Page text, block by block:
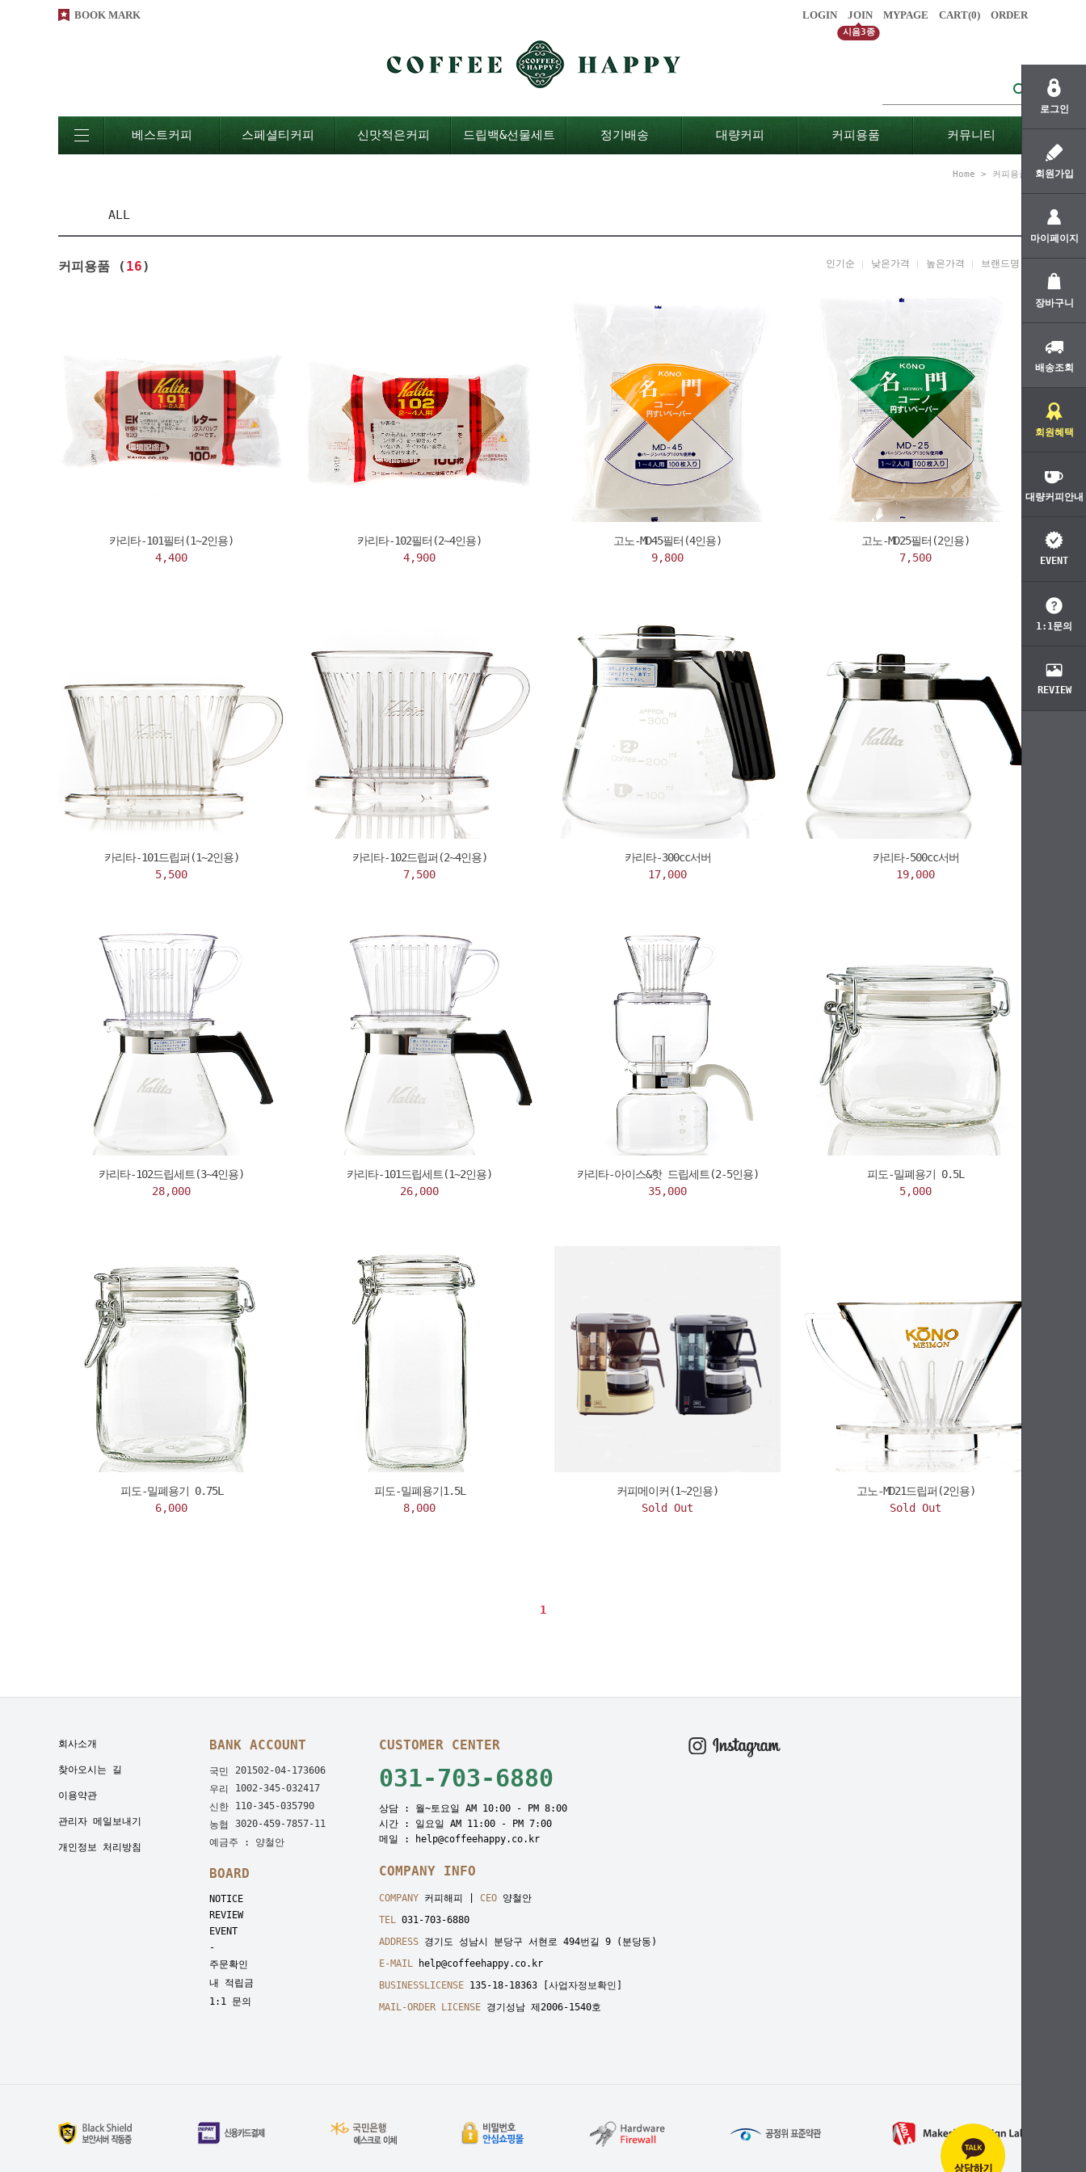
로그인
회원가입
마이페이지
장바구니
배송조회
회원혜택
대량커피안내
EVENT
1:1문의
REVIEW
BOOK MARK LOGIN JOIN
시음3종
MYPAGE CART(0) ORDER
베스트커피 스페셜티커피 신맛적은커피 드립백&선물세트 정기배송 대량커피 커피용품 커뮤니티
Home > 커피용품
ALL
커피용품 ( 16) 인기순 낮은가격 높은가격 브랜드명
카리타-101필터(1~2인용)
4,400
카리타-102필터(2~4인용)
4,900
고노-MD45필터(4인용)
9,800
고노-MD25필터(2인용)
7,500
카리타-101드립퍼(1~2인용)
5,500
카리타-102드립퍼(2~4인용)
7,500
카리타-300cc서버
17,000
카리타-500cc서버
19,000
카리타-102드립세트(3~4인용)
28,000
카리타-101드립세트(1~2인용)
26,000
카리타-아이스&핫 드립세트(2-5인용)
35,000
피도-밀폐용기 0.5L
5,000
피도-밀폐용기 0.75L
6,000
피도-밀폐용기1.5L
8,000
커피메이커(1~2인용)
Sold Out
고노-MD21드립퍼(2인용)
Sold Out
1
회사소개
찾아오시는 길
이용약관
관리자 메일보내기
개인정보 처리방침
BANK ACCOUNT
국민
201502-04-173606
우리
1002-345-032417
신한
110-345-035790
농협
3020-459-7857-11
예금주 : 양철안
BOARD
NOTICE
REVIEW
EVENT
-
주문확인
내 적립금
1:1 문의
CUSTOMER CENTER
031-703-6880
상담 : 월~토요일 AM 10:00 - PM 8:00
시간 : 일요일 AM 11:00 - PM 7:00
메일 : help@coffeehappy.co.kr
COMPANY INFO
COMPANY 커피해피 | CEO 양철안
TEL 031-703-6880
ADDRESS 경기도 성남시 분당구 서현로 494번길 9 (분당동)
E-MAIL help@coffeehappy.co.kr
BUSINESSLICENSE 135-18-18363
[사업자정보확인]
MAIL-ORDER LICENSE 경기성남 제2006-1540호